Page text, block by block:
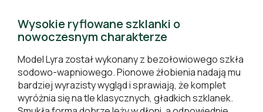
Wysokie ryflowane szklanki o
nowoczesnym charakterze
Model Lyra został wykonany z bezołowiowego szkła
sodowo-wapniowego. Pionowe żłobienia nadają mu
bardziej wyrazisty wygląd i sprawiają, że komplet
wyróżnia się na tle klasycznych, gładkich szklanek.